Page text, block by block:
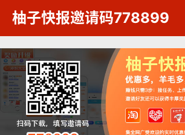
柚子快报邀请码778899